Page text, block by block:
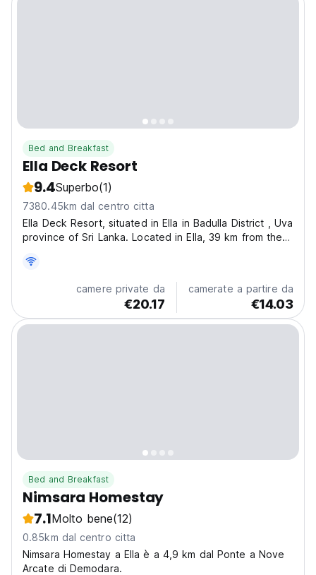
Bed and Breakfast
Ella Deck Resort
9.4Superbo(1)
7380.45km dal centro citta
Ella Deck Resort, situated in Ella in Badulla District , Uva
province of Sri Lanka. Located in Ella, 39 km from the
famous Buduruwagala Temple. , Ella Deck Resort offers
accommodations with an outdoor swimming...
camere private da
€20.17
camerate a partire da
€14.03
Bed and Breakfast
Nimsara Homestay
7.1Molto bene(12)
0.85km dal centro citta
Nimsara Homestay a Ella è a 4,9 km dal Ponte a Nove
Arcate di Demodara.